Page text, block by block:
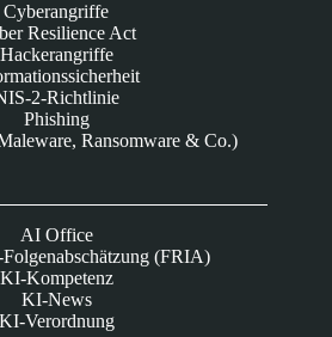
Cyberangriffe
Resilience Act
Hackerangriffe
2-Richtlinie
Phishing
Ransomware & Co.)
AI Office
(FRIA)
KI-Kompetenz
KI-News
KI-Verordnung